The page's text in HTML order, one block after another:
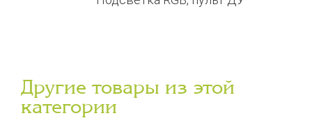
Другие товары из этой
категории